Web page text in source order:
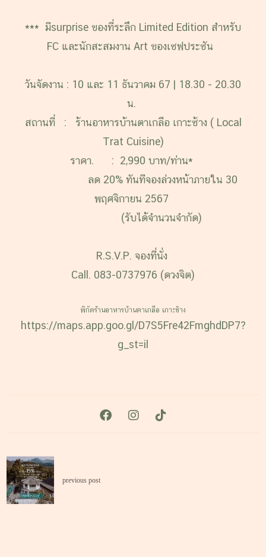
*** มีsurprise ของที่ระลึก Limited Edition สำหรับ
FC และนักสะสมงาน Art ของเชฟประชัน
วันจัดงาน : 10 และ 11 ธันวาคม 67 | 18.30 - 20.30
น.
สถานที่ : ร้านอาหารบ้านตาเกลือ เกาะช้าง ( Local
Trat Cuisine)
ราคา. : 2,990 บาท/ท่าน*
ลด 20% ทันทีจองล่วงหน้าภายใน 30
พฤศจิกายน 2567
(รับได้จำนวนจำกัด)
R.S.V.P. จองที่นั่ง
Call. 083-0737976 (ดวงจิต)
พิกัดร้านอาหารบ้านตาเกลือ เกาะช้าง
https://maps.app.goo.gl/D7S5Fre42FmghdDP7?
g_st=il
previous post